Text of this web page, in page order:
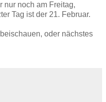
nur noch am Freitag,
Tag ist der 21. Februar.
oder nächstes